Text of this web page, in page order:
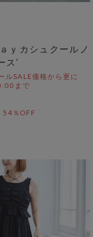
ｙカシュクールノ
ス’
ルSALE価格から更に
まで
54％OFF